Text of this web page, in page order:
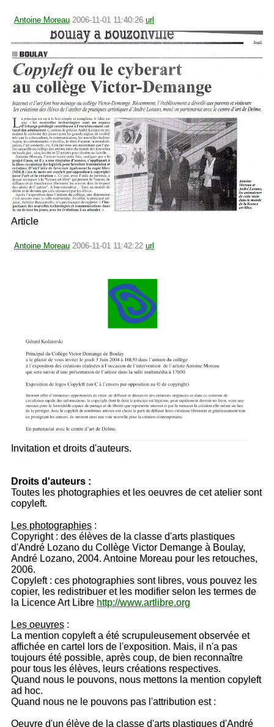
Antoine Moreau 2006-11-01 11:40:26 url
Article
Antoine Moreau 2006-11-01 11:42:22 url
Invitation et droits d'auteurs.
Droits d'auteurs :
Toutes les photographies et les oeuvres de cet atelier sont
copyleft.
Les photographies:
Copyright : des élèves de la classe d'arts plastiques
d'André Lozano du Collège Victor Demange à Boulay,
André Lozano, 2004. Antoine Moreau pour les retouches,
2006.
Copyleft : ces photographies sont libres, vous pouvez les
copier, les redistribuer et les modifier selon les termes de
la Licence Art Libre http://www.artlibre.org
Les oeuvres:
La mention copyleft a été scrupuleusement observée et
affichée en cartel lors de l'exposition. Mais, il n'a pas
toujours été possible, après coup, de bien reconnaître
pour tous les élèves, leurs créations respectives.
Quand nous le pouvons, nous mettons la mention copyleft
ad hoc.
Quand nous ne le pouvons pas l'attribution est :
Oeuvre d'un élève de la classe d'arts plastiques d'André